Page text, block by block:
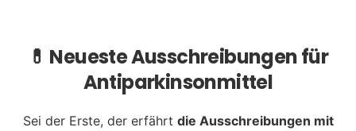
💊 Neueste Ausschreibungen für
Antiparkinsonmittel
Sei der Erste, der erfährt die Ausschreibungen mit